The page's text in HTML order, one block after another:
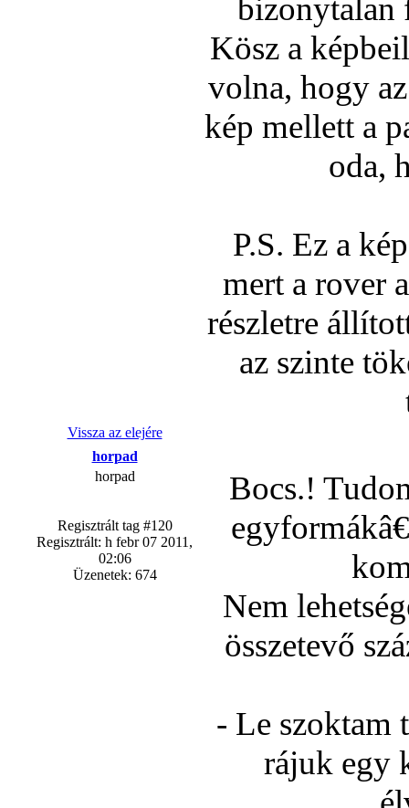
bizonytalan
Kösz a
volna, hogy
kép mellett a
oda,
P.S. Ez a
mert a rover
részletre
az szinte
Vissza az elejére
horpad
horpad
Regisztrált tag #120
Regisztrált: h febr 07 2011,
02:06
Üzenetek: 674
Bocs.!
Nem
összetevő
- Le szoktam
rájuk egy